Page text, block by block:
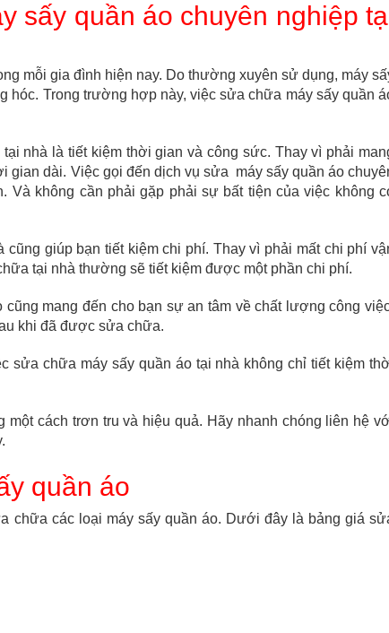
sấy quần áo chuyên nghiệp
mỗi gia đình hiện nay. Do thường xuyên sử dụng, máy
hóc. Trong trường hợp này, việc sửa chữa máy sấy quần
nhà là tiết kiệm thời gian và công sức. Thay vì phải
gian dài. Việc gọi đến dịch vụ sửa máy sấy quần áo
Và không cần phải gặp phải sự bất tiện của việc không
giúp bạn tiết kiệm chi phí. Thay vì phải mất chi phí
tại nhà thường sẽ tiết kiệm được một phần chi phí.
mang đến cho bạn sự an tâm về chất lượng công
khi đã được sửa chữa.
sửa chữa máy sấy quần áo tại nhà không chỉ tiết kiệm
cách trơn tru và hiệu quả. Hãy nhanh chóng liên hệ
quần áo
chữa các loại máy sấy quần áo. Dưới đây là bảng giá